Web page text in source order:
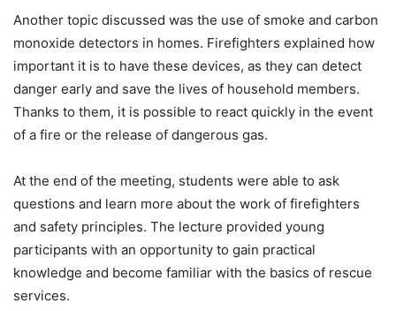
Another topic discussed was the use of smoke and carbon
monoxide detectors in homes. Firefighters explained how
important it is to have these devices, as they can detect
danger early and save the lives of household members.
Thanks to them, it is possible to react quickly in the event
of a fire or the release of dangerous gas.
At the end of the meeting, students were able to ask
questions and learn more about the work of firefighters
and safety principles. The lecture provided young
participants with an opportunity to gain practical
knowledge and become familiar with the basics of rescue
services.